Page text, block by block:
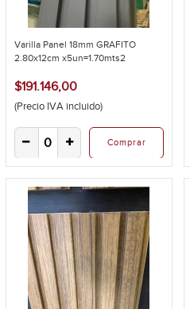
Varilla Panel 18mm GRAFITO
2.80x12cm x5un=1.70mts2
$191.146,00
(Precio IVA incluido)
Comprar